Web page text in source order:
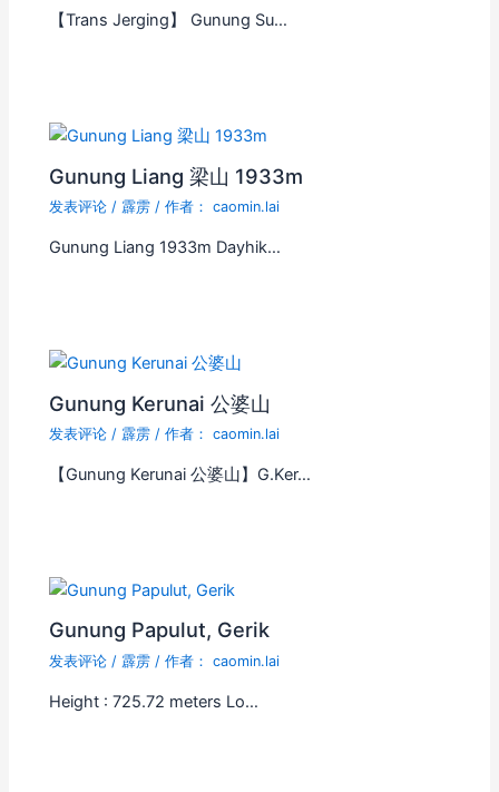
【Trans Jerging】 Gunung Su…
Gunung Liang 梁山 1933m
发表评论 / 霹雳 / 作者： caomin.lai
Gunung Liang 1933m Dayhik…
Gunung Kerunai 公婆山
发表评论 / 霹雳 / 作者： caomin.lai
【Gunung Kerunai 公婆山】G.Ker…
Gunung Papulut, Gerik
发表评论 / 霹雳 / 作者： caomin.lai
Height : 725.72 meters Lo…